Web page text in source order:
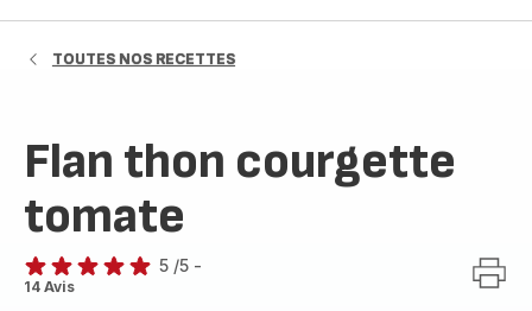
TOUTES NOS RECETTES
Flan thon courgette
tomate
Avis
5 /5 -
14 Avis